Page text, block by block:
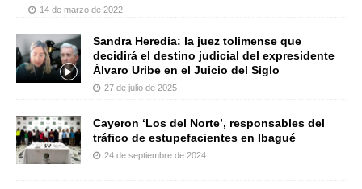
14 de marzo de 2022
Sandra Heredia: la juez tolimense que
decidirá el destino judicial del expresidente
Álvaro Uribe en el Juicio del Siglo
27 de julio de 2025
Cayeron ‘Los del Norte’, responsables del
tráfico de estupefacientes en Ibagué
24 de septiembre de 2024